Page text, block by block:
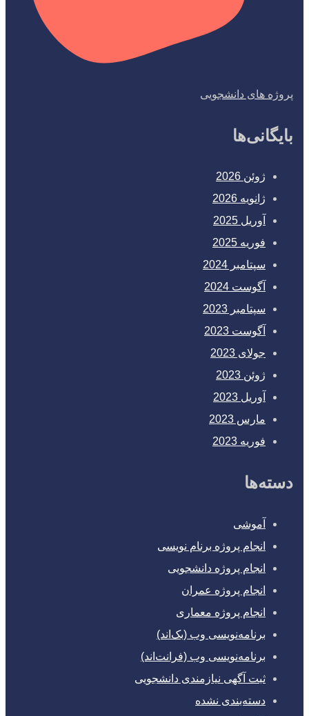
پروژه های دانشجویی
بایگانی‌ها
ژوئن 2026
ژانویه 2026
آوریل 2025
فوریه 2025
سپتامبر 2024
آگوست 2024
سپتامبر 2023
آگوست 2023
جولای 2023
ژوئن 2023
آوریل 2023
مارس 2023
فوریه 2023
دسته‌ها
آموشی
انجام پروژه برنام نویسی
انجام پروژه دانشجویی
انجام پروژه عمران
انجام پروژه معماری
برنامه‌نویسی وب (بک‌اند)
برنامه‌نویسی وب (فرانت‌اند)
ثبت آگهی نیازمندی دانشجویی
دسته‌بندی نشده